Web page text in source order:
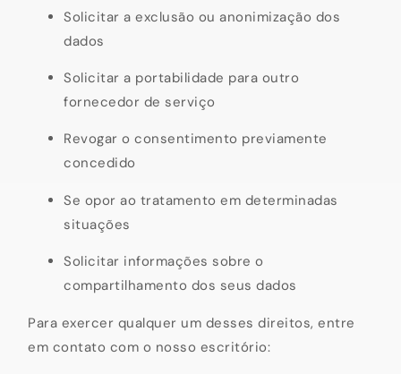
Solicitar a exclusão ou anonimização dos
dados
Solicitar a portabilidade para outro
fornecedor de serviço
Revogar o consentimento previamente
concedido
Se opor ao tratamento em determinadas
situações
Solicitar informações sobre o
compartilhamento dos seus dados
Para exercer qualquer um desses direitos, entre
em contato com o nosso escritório: